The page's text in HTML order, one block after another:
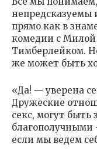
непредсказуемы
прямо как в
комедии с
Тимберлейком.
же может быть
«Да! — уверена
Дружеские
секс, могут быть
благополучными
если мы ведем